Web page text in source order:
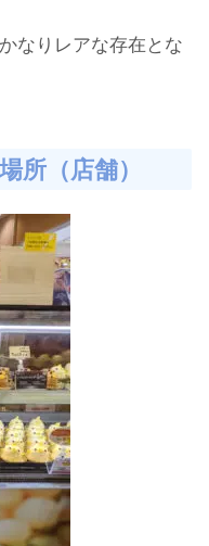
なりレアな存在とな
所（店舗）